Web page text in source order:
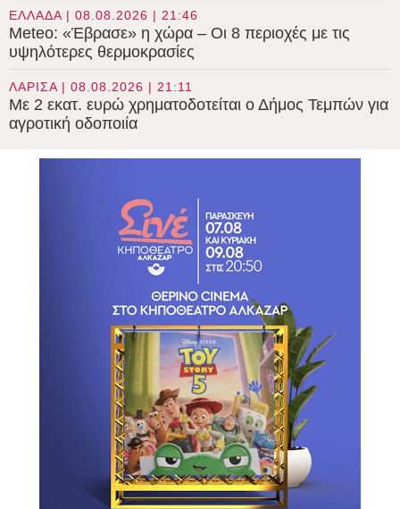
ΕΛΛΑΔΑ | 08.08.2026 | 21:46
Meteo: «Έβρασε» η χώρα – Οι 8 περιοχές με τις
υψηλότερες θερμοκρασίες
ΛΑΡΙΣΑ | 08.08.2026 | 21:11
Με 2 εκατ. ευρώ χρηματοδοτείται ο Δήμος Τεμπών για
αγροτική οδοποιία